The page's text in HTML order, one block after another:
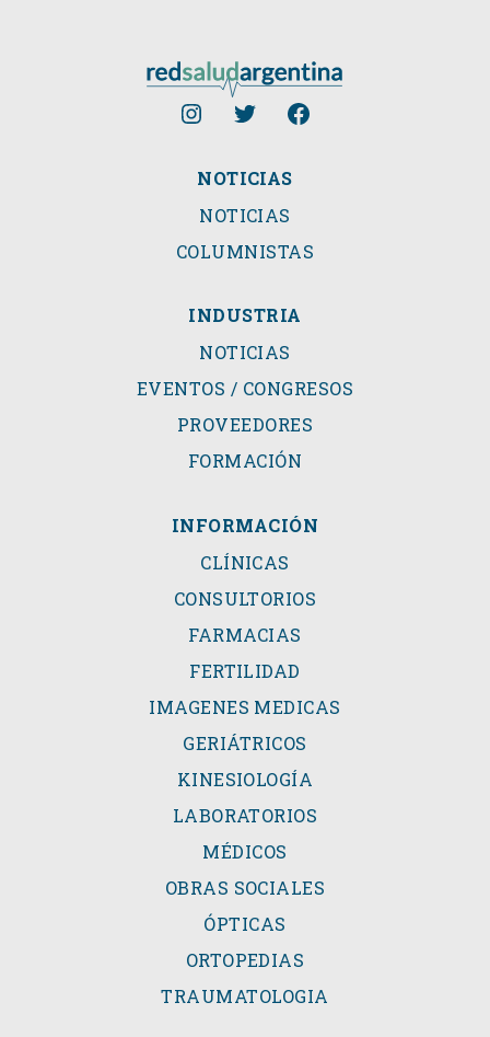
NOTICIAS
NOTICIAS
COLUMNISTAS
INDUSTRIA
NOTICIAS
EVENTOS / CONGRESOS
PROVEEDORES
FORMACIÓN
INFORMACIÓN
CLÍNICAS
CONSULTORIOS
FARMACIAS
FERTILIDAD
IMAGENES MEDICAS
GERIÁTRICOS
KINESIOLOGÍA
LABORATORIOS
MÉDICOS
OBRAS SOCIALES
ÓPTICAS
ORTOPEDIAS
TRAUMATOLOGIA